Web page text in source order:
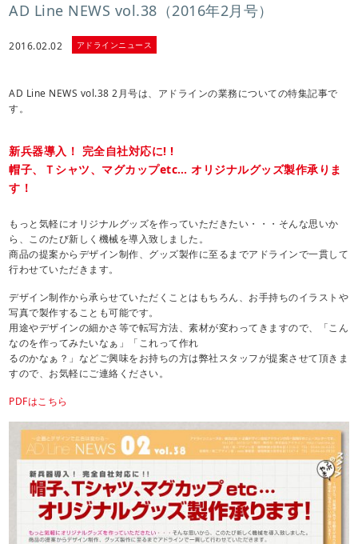
AD Line NEWS vol.38（2016年2月号）
2016.02.02 アドラインニュース
AD Line NEWS vol.38 2月号は、アドラインの業務についての特集記事で
す。
新兵器導入！ 完全自社対応に! !
帽子、Ｔシャツ、マグカップetc… オリジナルグッズ製作承りま
す！
もっと気軽にオリジナルグッズを作っていただきたい・・・そんな思いか
ら、このたび新しく機械を導入致しました。
商品の提案からデザイン制作、グッズ製作に至るまでアドラインで一貫して
行わせていただきます。
デザイン制作から承らせていただくことはもちろん、お手持ちのイラストや
写真で製作することも可能です。
用途やデザインの細かさ等で転写方法、素材が変わってきますので、「こん
なのを作ってみたいなぁ」「これって作れ
るのかなぁ？」などご興味をお持ちの方は弊社スタッフが提案させて頂きま
すので、お気軽にご連絡ください。
PDFはこちら